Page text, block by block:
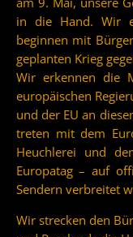
in die Hand. Wir
beginnen mit
geplanten Krieg
Wir erkennen die
europäischen
und der EU an
treten mit dem
Heuchlerei und
Europatag – auf
Sendern verbreitet
Wir strecken den